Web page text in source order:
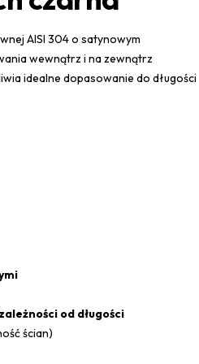
AISI 304 o satynowym
wewnątrz i na zewnątrz
idealne dopasowanie do długości
od długości
ścian)